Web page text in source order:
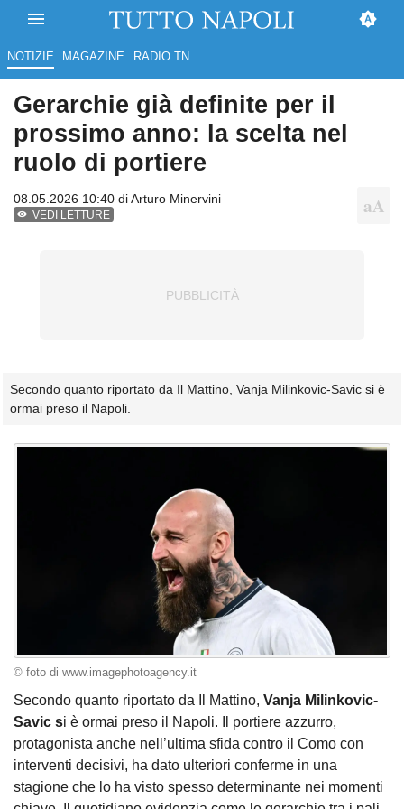
NOTIZIE MAGAZINE RADIO TN
Gerarchie già definite per il
prossimo anno: la scelta nel
ruolo di portiere
08.05.2026 10:40 diArturo Minervini
VEDI LETTURE
Secondo quanto riportato da Il Mattino, Vanja Milinkovic-Savic si è
ormai preso il Napoli.
© foto di www.imagephotoagency.it
Secondo quanto riportato da Il Mattino, Vanja Milinkovic-
Savic si è ormai preso il Napoli. Il portiere azzurro,
protagonista anche nell’ultima sfida contro il Como con
interventi decisivi, ha dato ulteriori conferme in una
stagione che lo ha visto spesso determinante nei momenti